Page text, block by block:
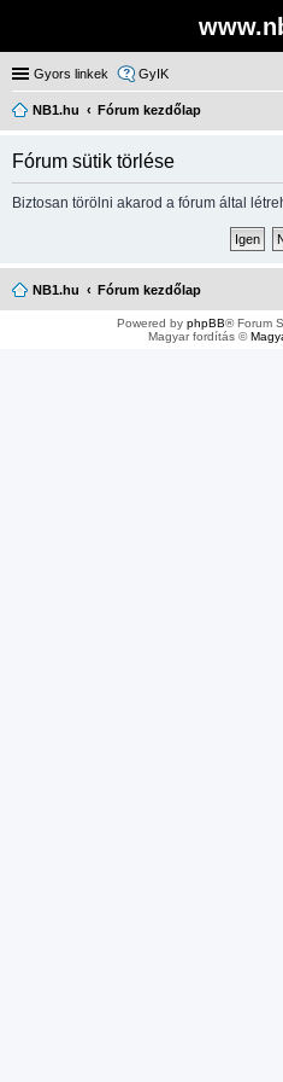
Gyors linkek GyIK
NB1.hu
Fórum kezdőlap
Fórum sütik törlése
Biztosan törölni akarod a fórum által
NB1.hu Fórum kezdőlap
Powered by phpBB® Forum
Magyar fordítás ©